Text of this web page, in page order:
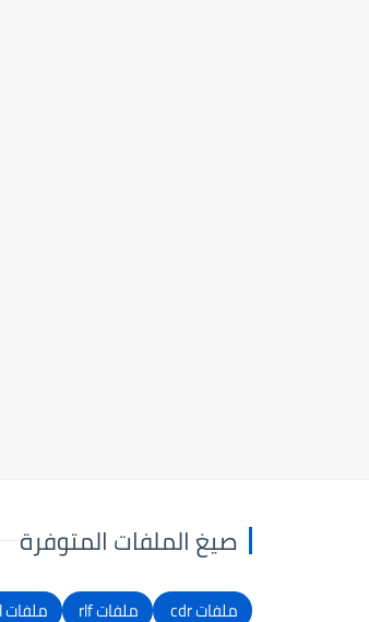
صيغ الملفات المتوفرة
ملفات cdr ملفات rlf ملفات stl